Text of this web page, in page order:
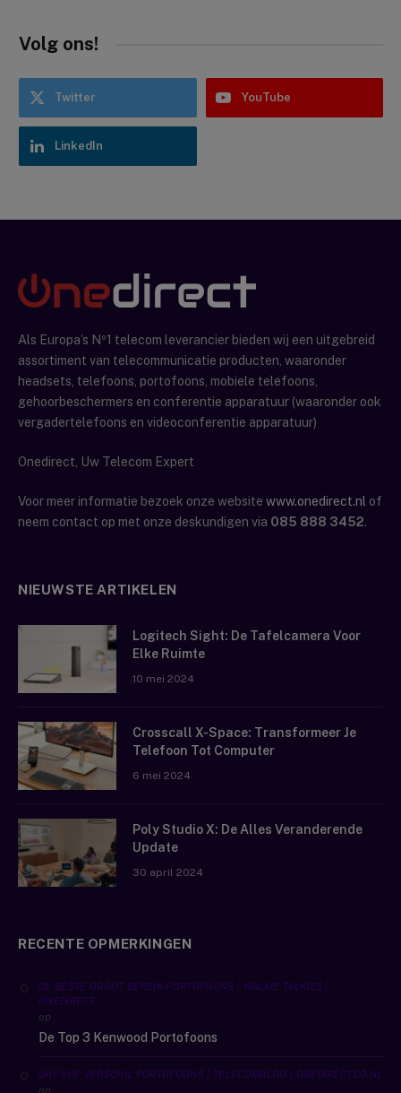
Volg ons!
Twitter YouTube
LinkedIn
Als Europa’s Nº1 telecom leverancier bieden wij een uitgebreid
assortiment van telecommunicatie producten, waaronder
headsets, telefoons, portofoons, mobiele telefoons,
gehoorbeschermers en conferentie apparatuur (waaronder ook
vergadertelefoons en videoconferentie apparatuur)
Onedirect, Uw Telecom Expert
Voor meer informatie bezoek onze website www.onedirect.nl of
neem contact op met onze deskundigen via 085 888 3452.
NIEUWSTE ARTIKELEN
Logitech Sight: De Tafelcamera Voor
Elke Ruimte
10 mei 2024
Crosscall X-Space: Transformeer Je
Telefoon Tot Computer
6 mei 2024
Poly Studio X: De Alles Veranderende
Update
30 april 2024
RECENTE OPMERKINGEN
DE BESTE GROOT BEREIK PORTOFOONS | WALKIE TALKIES |
ONEDIRECT
op
De Top 3 Kenwood Portofoons
UHF VHF VERSCHIL PORTOFOONS | TELECOMBLOG | ONEDIRECT.CO.NL
op